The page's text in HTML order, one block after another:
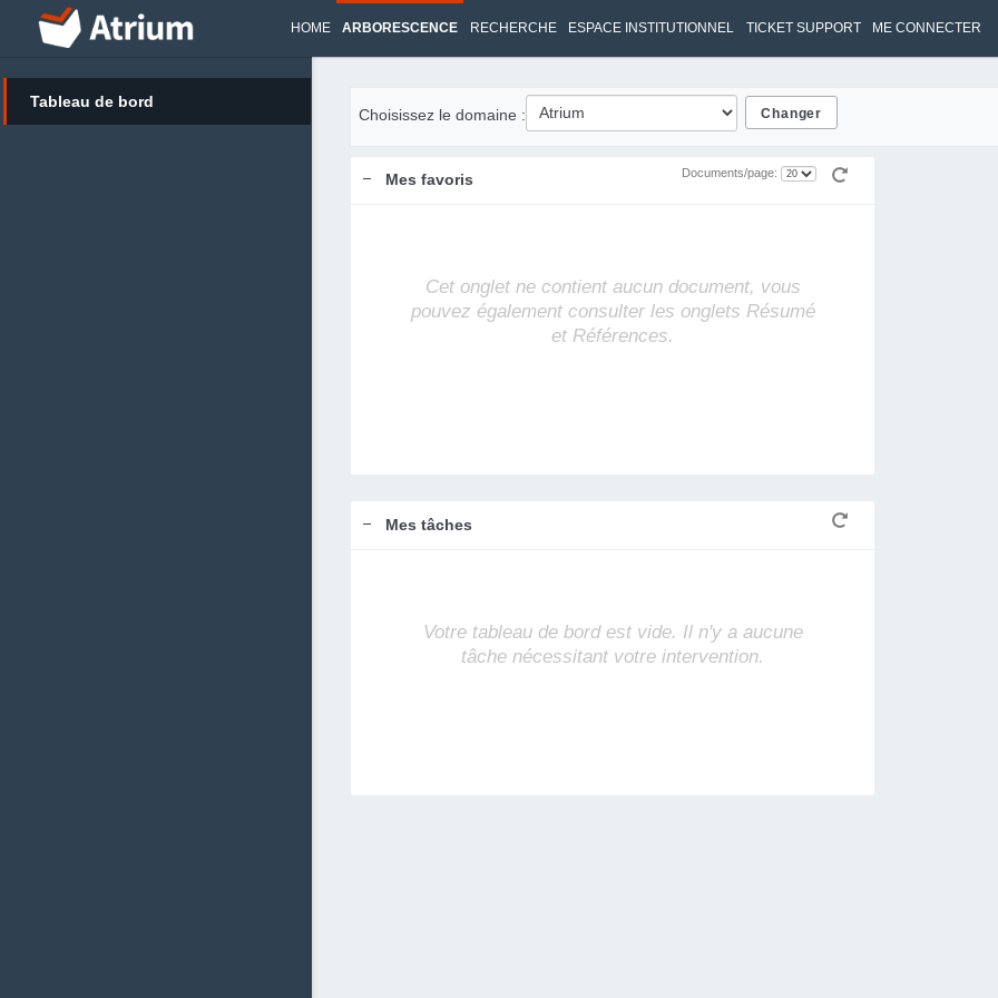
HOME ARBORESCENCE RECHERCHE ESPACE INSTITUTIONNEL TICKET SUPPORT ME CONNECTER
Tableau de bord
Choisissez le domaine :
Mes favoris Documents/page:
Cet onglet ne contient aucun document, vous
pouvez également consulter les onglets Résumé
et Références.
Mes tâches
Votre tableau de bord est vide. Il n'y a aucune
tâche nécessitant votre intervention.